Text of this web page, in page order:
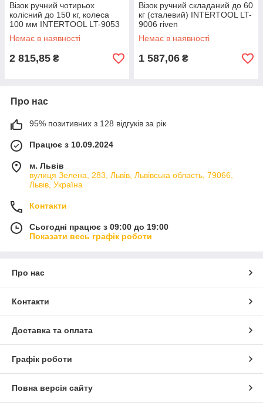
Візок ручний чотирьох
колісний до 150 кг, колеса
100 мм INTERTOOL LT-9053
Складний ручний візок riven
Немає в наявності
2 815,85 ₴
Візок ручний складаний до 60
кг (сталевий) INTERTOOL LT-
9006 riven
Немає в наявності
1 587,06 ₴
Про нас
95% позитивних з 128 відгуків за рік
Працює з 10.09.2024
м. Львів
вулиця Зелена, 283, Львів, Львівська область, 79066,
Львів, Україна
Контакти
Сьогодні працює з 09:00 до 19:00
Показати весь графік роботи
Про нас
Контакти
Доставка та оплата
Графік роботи
Повна версія сайту